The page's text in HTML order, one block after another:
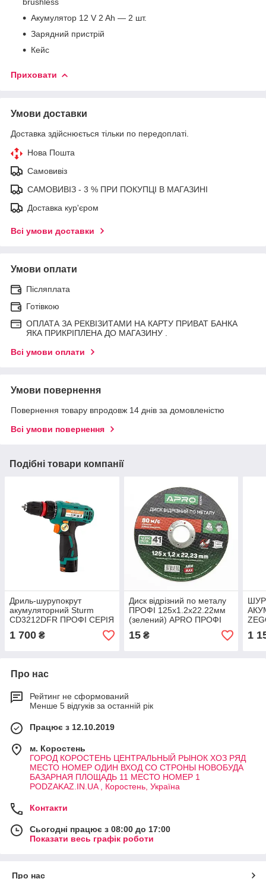
Акумулятор 12 V 2 Ah — 2 шт.
Зарядний пристрій
Кейс
Приховати
Умови доставки
Доставка здійснюється тільки по передоплаті.
Нова Пошта
Самовивіз
САМОВИВІЗ - 3 % ПРИ ПОКУПЦІ В МАГАЗИНІ
Доставка кур'єром
Всі умови доставки
Умови оплати
Післяплата
Готівкою
ОПЛАТА ЗА РЕКВІЗИТАМИ НА КАРТУ ПРИВАТ БАНКА
ЯКА ПРИКРІПЛЕНА ДО МАГАЗИНУ .
Всі умови оплати
Умови повернення
Повернення товару впродовж 14 днів за домовленістю
Всі умови повернення
Подібні товари компанії
Дриль-шурупокрут
акумуляторний Sturm
CD3212DFR ПРОФІ СЕРІЯ
2 АМПЕР ЧАСА
1 700 ₴
Диск відрізний по металу
ПРОФІ 125х1.2х22.22мм
(зелений) APRO ПРОФІ
СЕРІЯ ДИСКА
15₴ 1
Про нас
Рейтинг не сформований
Менше 5 відгуків за останній рік
Працює з 12.10.2019
м. Коростень
ГОРОД КОРОСТЕНЬ ЦЕНТРАЛЬНЫЙ РЫНОК ХОЗ РЯД
МЕСТО НОМЕР ОДИН ВХОД СО СТРОНЫ НОВОБУДА
БАЗАРНАЯ ПЛОЩАДЬ 11 МЕСТО НОМЕР 1
PODZAKAZ.IN.UA , Коростень, Україна
Контакти
Сьогодні працює з 08:00 до 17:00
Показати весь графік роботи
Про нас